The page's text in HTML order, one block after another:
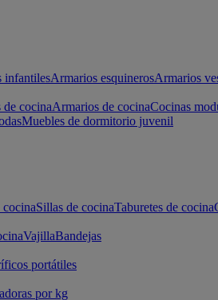
infantilesArmarios esquinerosArmarios
cocinaArmarios de cocinaCocinas
Muebles de dormitorio juvenil
cocinaSillas de cocinaTaburetes de cocina
VajillaBandejas
portátiles
por kg